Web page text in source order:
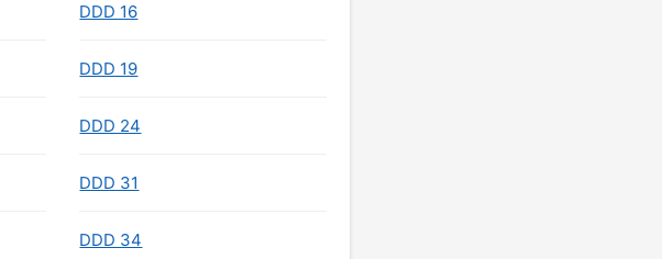
DDD 16
DDD 19
DDD 24
DDD 31
DDD 34